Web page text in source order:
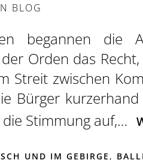
BLOG
begannen die
Orden das
Streit zwischen
Bürger
Stimmung auf,…
UND IM GEBIRGE ,